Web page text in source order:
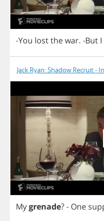
-You lostthewar. -But I
Jack Ryan: Shadow Recruit
Mygrenade?- One